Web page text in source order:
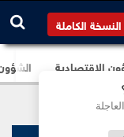
النسخة الكاملة
الإقتصادية